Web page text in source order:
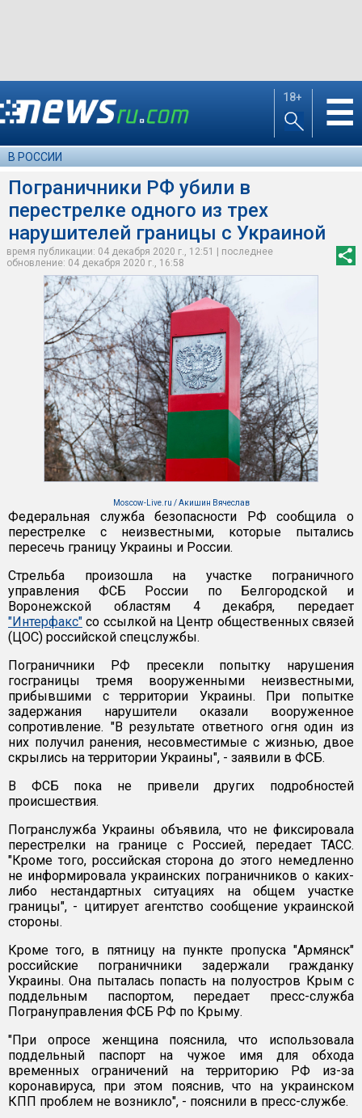
18+ ☰
В РОССИИ
Пограничники РФ убили в
перестрелке одного из трех
нарушителей границы с Украиной
время публикации: 04 декабря 2020 г., 12:51 | последнее
обновление: 04 декабря 2020 г., 16:58
Moscow-Live.ru / Акишин Вячеслав
Федеральная служба безопасности РФ сообщила о
перестрелке с неизвестными, которые пытались
пересечь границу Украины и России.
Стрельба произошла на участке пограничного
управления ФСБ России по Белгородской и
Воронежской областям 4 декабря, передает
"Интерфакс" со ссылкой на Центр общественных связей
(ЦОС) российской спецслужбы.
Пограничники РФ пресекли попытку нарушения
госграницы тремя вооруженными неизвестными,
прибывшими с территории Украины. При попытке
задержания нарушители оказали вооруженное
сопротивление. "В результате ответного огня один из
них получил ранения, несовместимые с жизнью, двое
скрылись на территории Украины", - заявили в ФСБ.
В ФСБ пока не привели других подробностей
происшествия.
Погранслужба Украины объявила, что не фиксировала
перестрелки на границе с Россией, передает ТАСС.
"Кроме того, российская сторона до этого немедленно
не информировала украинских пограничников о каких-
либо нестандартных ситуациях на общем участке
границы", - цитирует агентство сообщение украинской
стороны.
Кроме того, в пятницу на пункте пропуска "Армянск"
российские пограничники задержали гражданку
Украины. Она пыталась попасть на полуостров Крым с
поддельным паспортом, передает пресс-служба
Погрануправления ФСБ РФ по Крыму.
"При опросе женщина пояснила, что использовала
поддельный паспорт на чужое имя для обхода
временных ограничений на территорию РФ из-за
коронавируса, при этом пояснив, что на украинском
КПП проблем не возникло", - пояснили в пресс-службе.